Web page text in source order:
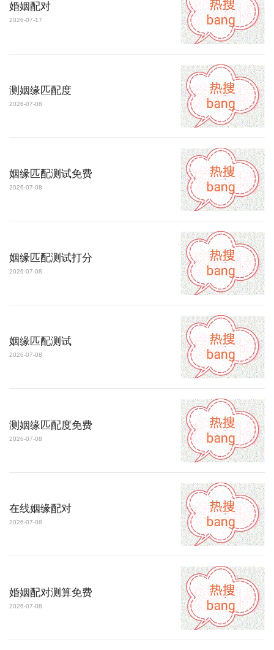
婚姻配对
2026-07-17
测姻缘匹配度
2026-07-08
姻缘匹配测试免费
2026-07-08
姻缘匹配测试打分
2026-07-08
姻缘匹配测试
2026-07-08
测姻缘匹配度免费
2026-07-08
在线姻缘配对
2026-07-08
婚姻配对测算免费
2026-07-08